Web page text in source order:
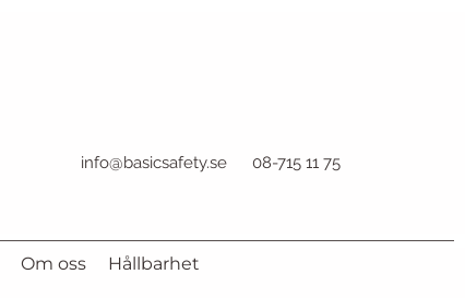
info@basicsafety.se 08-715 11 75
Om oss Hållbarhet